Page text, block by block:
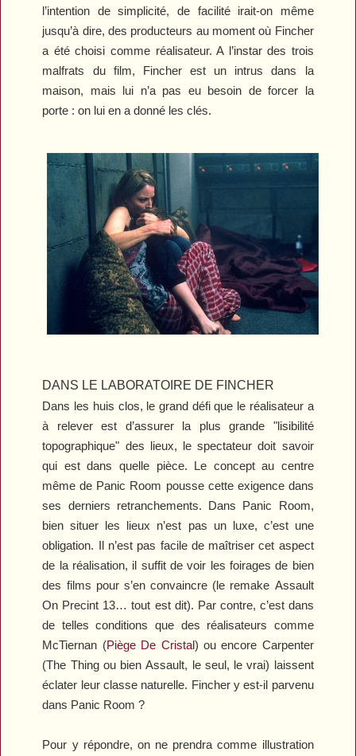
l’intention de simplicité, de facilité irait-on même
jusqu’à dire, des producteurs au moment où Fincher
a été choisi comme réalisateur. A l’instar des trois
malfrats du film, Fincher est un intrus dans la
maison, mais lui n’a pas eu besoin de forcer la
porte : on lui en a donné les clés.
DANS LE LABORATOIRE DE FINCHER
Dans les huis clos, le grand défi que le réalisateur a
à relever est d’assurer la plus grande "lisibilité
topographique" des lieux, le spectateur doit savoir
qui est dans quelle pièce. Le concept au centre
même de Panic Room pousse cette exigence dans
ses derniers retranchements. Dans Panic Room,
bien situer les lieux n’est pas un luxe, c’est une
obligation. Il n’est pas facile de maîtriser cet aspect
de la réalisation, il suffit de voir les foirages de bien
des films pour s’en convaincre (le remake Assault
On Precint 13… tout est dit). Par contre, c’est dans
de telles conditions que des réalisateurs comme
McTiernan (Piège De Cristal) ou encore Carpenter
(The Thingou bienAssault, le seul, le vrai) laissent
éclater leur classe naturelle. Fincher y est-il parvenu
dans Panic Room ?
Pour y répondre, on ne prendra comme illustration